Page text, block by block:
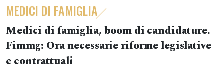
MEDICI DI FAMIGLIA
Medici di famiglia, boom di candidature.
Fimmg: Ora necessarie riforme legislative
e contrattuali